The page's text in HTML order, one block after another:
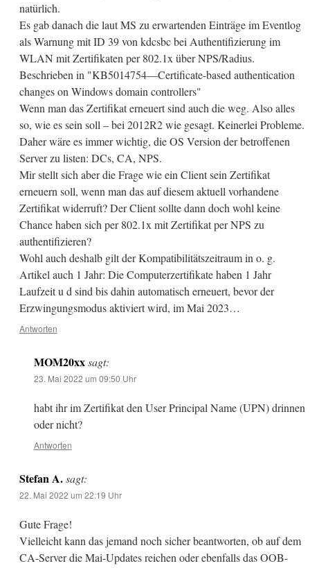
natürlich.
Es gab danach die laut MS zu erwartenden Einträge im Eventlog
als Warnung mit ID 39 von kdcsbc bei Authentifizierung im
WLAN mit Zertifikaten per 802.1x über NPS/Radius.
Beschrieben in "KB5014754—Certificate-based authentication
changes on Windows domain controllers"
Wenn man das Zertifikat erneuert sind auch die weg. Also alles
so, wie es sein soll – bei 2012R2 wie gesagt. Keinerlei Probleme.
Daher wäre es immer wichtig, die OS Version der betroffenen
Server zu listen: DCs, CA, NPS.
Mir stellt sich aber die Frage wie ein Client sein Zertifikat
erneuern soll, wenn man das auf diesem aktuell vorhandene
Zertifikat widerruft? Der Client sollte dann doch wohl keine
Chance haben sich per 802.1x mit Zertifikat per NPS zu
authentifizieren?
Wohl auch deshalb gilt der Kompatibilitätszeitraum in o. g.
Artikel auch 1 Jahr: Die Computerzertifikate haben 1 Jahr
Laufzeit u d sind bis dahin automatisch erneuert, bevor der
Erzwingungsmodus aktiviert wird, im Mai 2023…
Antworten
MOM20xx sagt:
23. Mai 2022 um 09:50 Uhr
habt ihr im Zertifikat den User Principal Name (UPN) drinnen
oder nicht?
Antworten
Stefan A. sagt:
22. Mai 2022 um 22:19 Uhr
Gute Frage!
Vielleicht kann das jemand noch sicher beantworten, ob auf dem
CA-Server die Mai-Updates reichen oder ebenfalls das OOB-